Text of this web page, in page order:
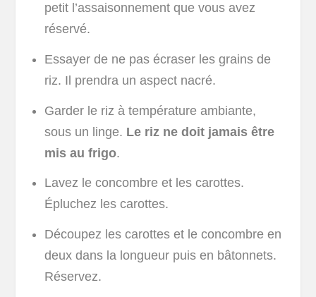
petit l’assaisonnement que vous avez
réservé.
Essayer de ne pas écraser les grains de
riz. Il prendra un aspect nacré.
Garder le riz à température ambiante,
sous un linge. Le riz ne doit jamais être
mis au frigo.
Lavez le concombre et les carottes.
Épluchez les carottes.
Découpez les carottes et le concombre en
deux dans la longueur puis en bâtonnets.
Réservez.